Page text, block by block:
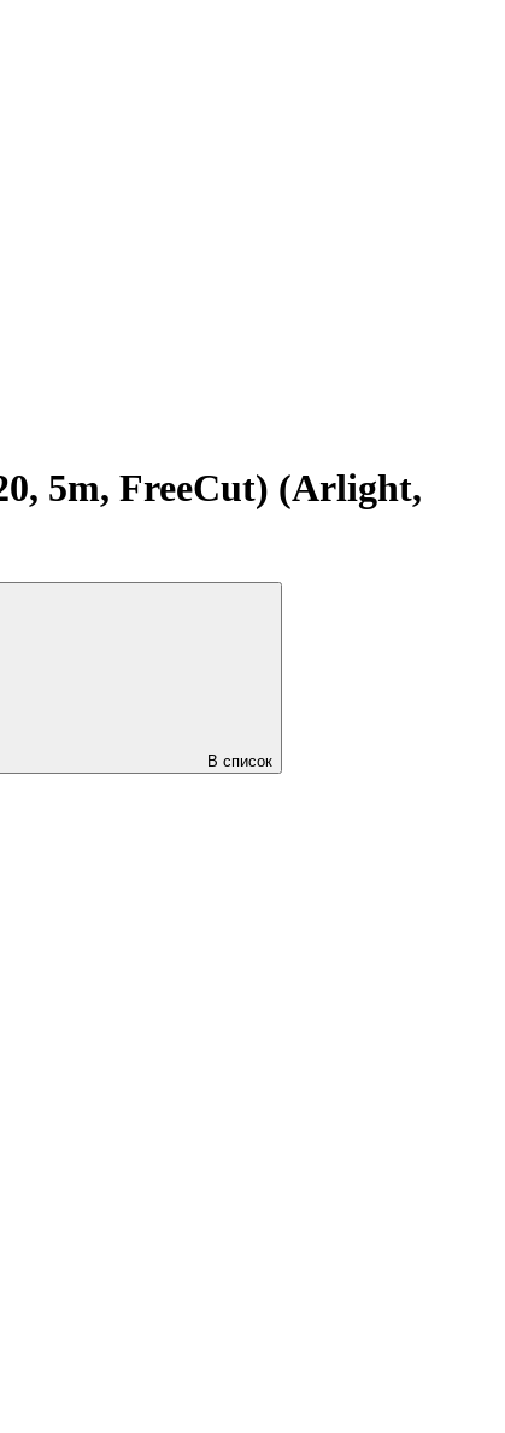
5m, FreeCut) (Arlight,
В список